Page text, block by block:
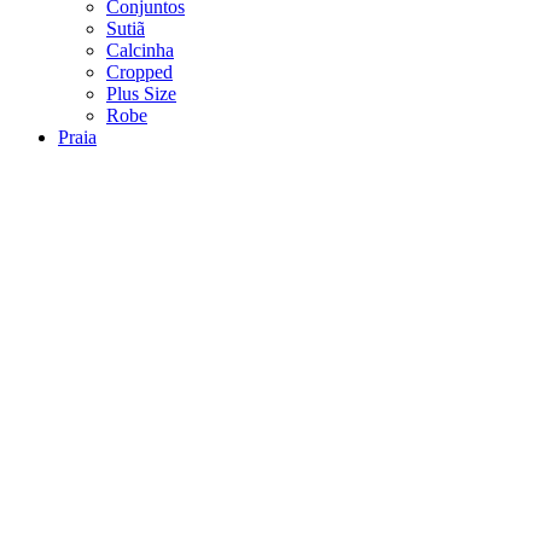
Conjuntos
Sutiã
Calcinha
Cropped
Plus Size
Robe
Praia